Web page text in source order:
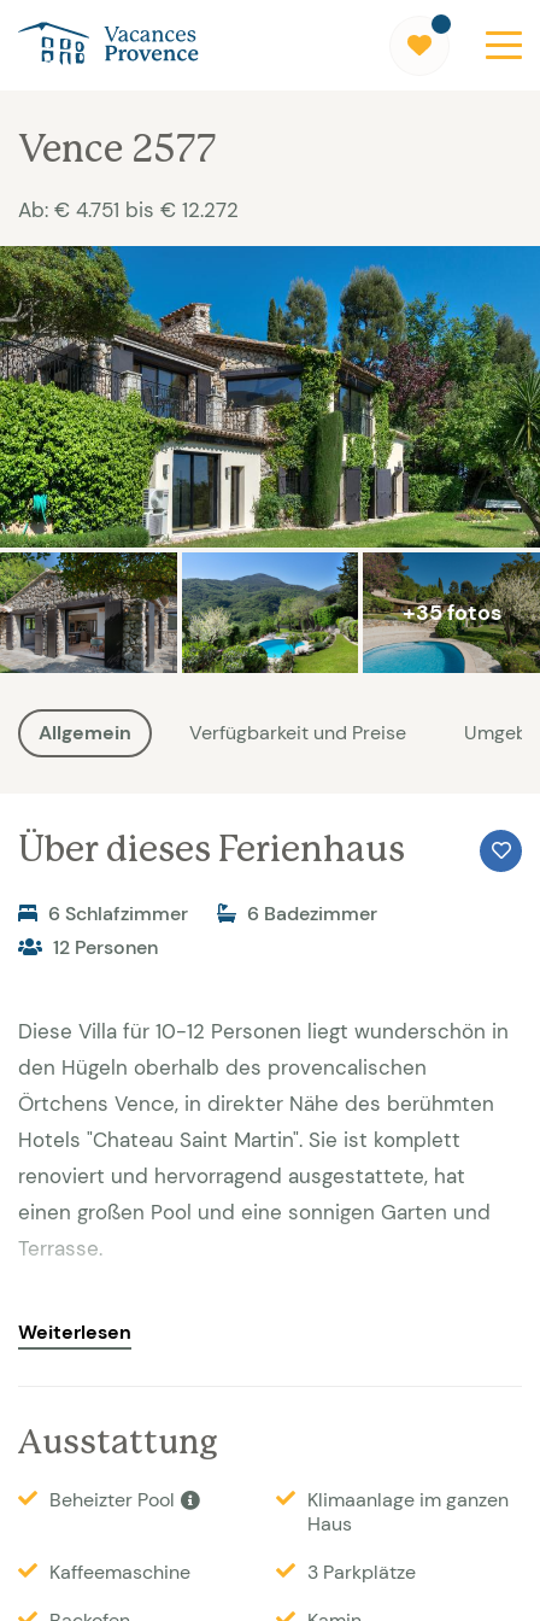
Vence 2577
Ab: € 4.751 bis € 12.272
+35 fotos
Allgemein Verfügbarkeit und Preise
Über dieses Ferienhaus
6 Schlafzimmer
6 Badezimmer
12 Personen
Diese Villa für 10-12 Personen liegt wunderschön in
den Hügeln oberhalb des provencalischen
Örtchens Vence, in direkter Nähe des berühmten
Hotels "Chateau Saint Martin". Sie ist komplett
renoviert und hervorragend ausgestattete, hat
einen großen Pool und eine sonnigen Garten und
Terrasse.
exklusiven Villenumfeld auf einem grossen
worden. Hier wurde an alles für perfekte Erholung
gedacht. Es gibt einen wunderbaren nierenförmigen
Pool, einen tollen Garten und eine traumhafte
Aussicht über das Tal Richtung Antibes bis hin zum
Weiterlesen
Ausstattung
Beheizter Pool
Klimaanlage im ganzen
Haus
Kaffeemaschine
3 Parkplätze